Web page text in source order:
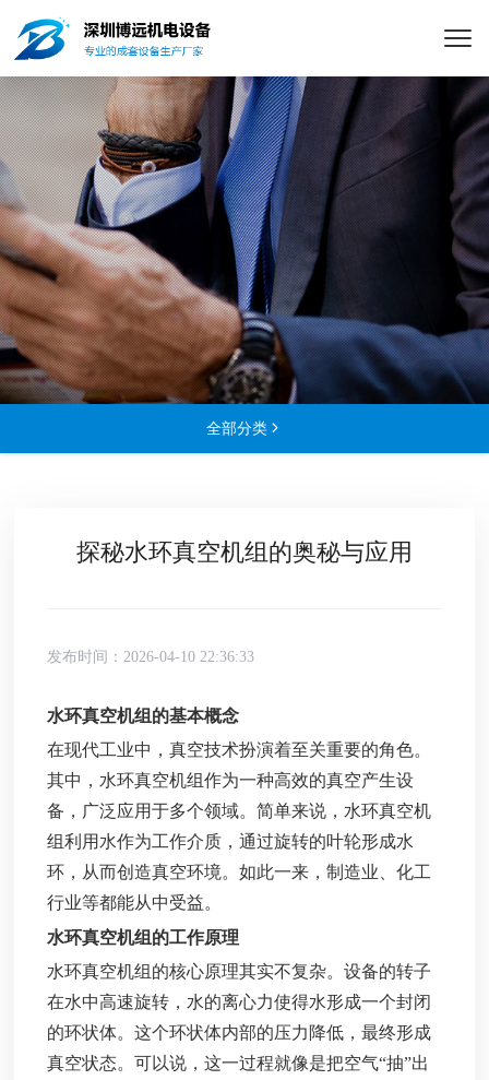
全部分类 
探秘水环真空机组的奥秘与应用
发布时间：2026-04-10 22:36:33
水环真空机组的基本概念
在现代工业中，真空技术扮演着至关重要的角色。
其中，水环真空机组作为一种高效的真空产生设
备，广泛应用于多个领域。简单来说，水环真空机
组利用水作为工作介质，通过旋转的叶轮形成水
环，从而创造真空环境。如此一来，制造业、化工
行业等都能从中受益。
水环真空机组的工作原理
水环真空机组的核心原理其实不复杂。设备的转子
在水中高速旋转，水的离心力使得水形成一个封闭
的环状体。这个环状体内部的压力降低，最终形成
真空状态。可以说，这一过程就像是把空气“抽”出